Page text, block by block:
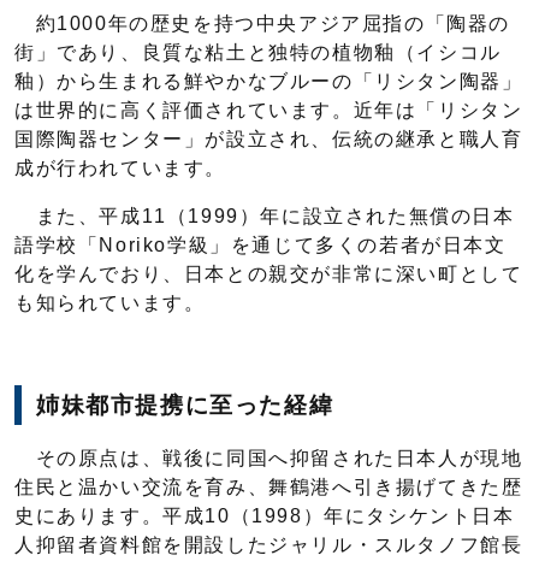
約1000年の歴史を持つ中央アジア屈指の「陶器の
街」であり、良質な粘土と独特の植物釉（イシコル
釉）から生まれる鮮やかなブルーの「リシタン陶器」
は世界的に高く評価されています。近年は「リシタン
国際陶器センター」が設立され、伝統の継承と職人育
成が行われています。
また、平成11（1999）年に設立された無償の日本
語学校「Noriko学級」を通じて多くの若者が日本文
化を学んでおり、日本との親交が非常に深い町として
も知られています。
姉妹都市提携に至った経緯
その原点は、戦後に同国へ抑留された日本人が現地
住民と温かい交流を育み、舞鶴港へ引き揚げてきた歴
史にあります。平成10（1998）年にタシケント日本
人抑留者資料館を開設したジャリル・スルタノフ館長